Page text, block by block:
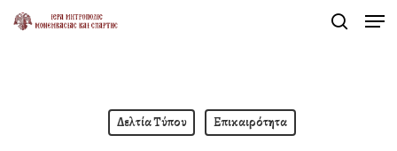
Skip
Δελτία Τύπου Επικαιρότητα